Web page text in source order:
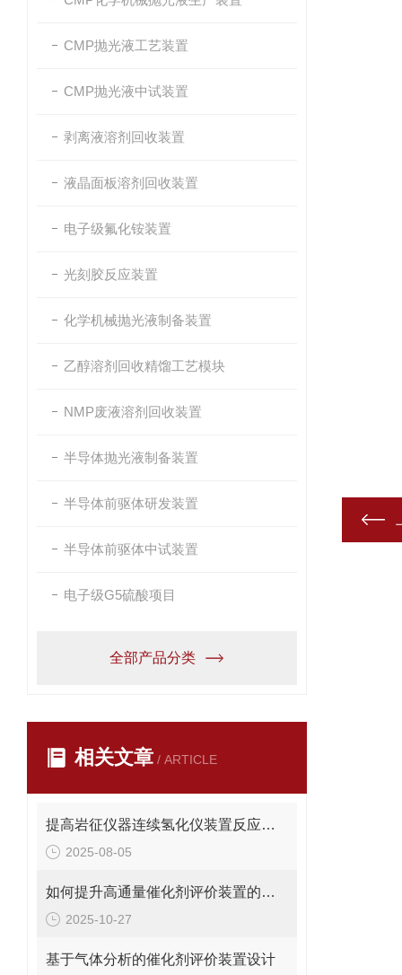
CMP抛光液工艺装置
CMP抛光液中试装置
剥离液溶剂回收装置
液晶面板溶剂回收装置
电子级氟化铵装置
光刻胶反应装置
化学机械抛光液制备装置
乙醇溶剂回收精馏工艺模块
NMP废液溶剂回收装置
半导体抛光液制备装置
半导体前驱体研发装置
半导体前驱体中试装置
电子级G5硫酸项目
全部产品分类
相关文章 / ARTICLE
提高岩征仪器连续氢化仪装置反应效率的技术措施
2025-08-05
如何提升高通量催化剂评价装置的反应模拟精度？
2025-10-27
基于气体分析的催化剂评价装置设计